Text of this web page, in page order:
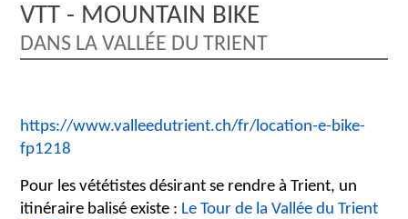
VTT - MOUNTAIN BIKE
DANS LA VALLÉE DU TRIENT
https://www.valleedutrient.ch/fr/location-e-bike-
fp1218
Pour les vététistes désirant se rendre à Trient, un
itinéraire balisé existe : Le Tour de la Vallée du Trient